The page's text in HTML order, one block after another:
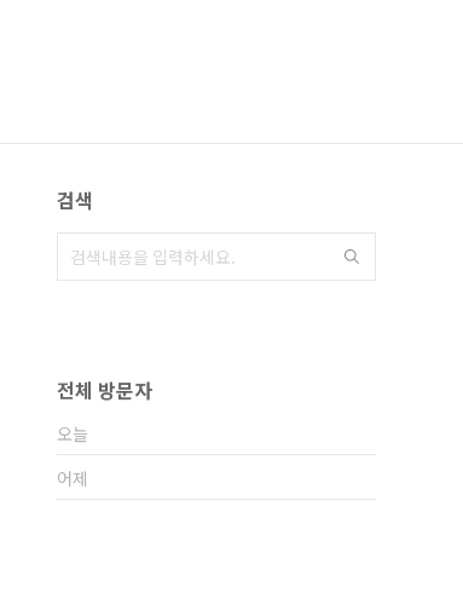
검색
전체 방문자
오늘
어제